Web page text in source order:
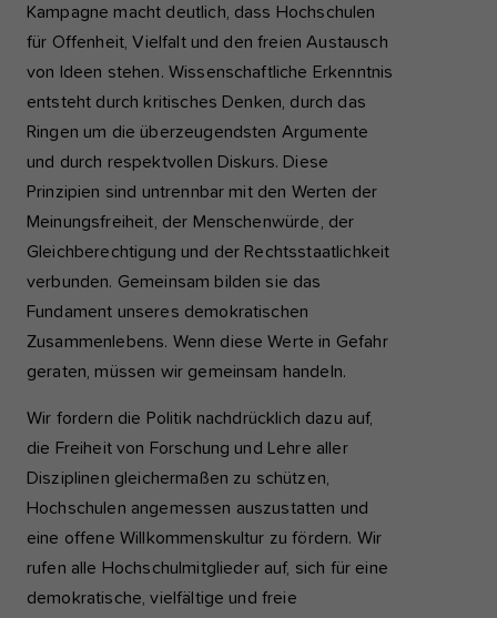
Kampagne macht deutlich, dass Hochschulen
für Offenheit, Vielfalt und den freien Austausch
von Ideen stehen. Wissenschaftliche Erkenntnis
entsteht durch kritisches Denken, durch das
Ringen um die überzeugendsten Argumente
und durch respektvollen Diskurs. Diese
Prinzipien sind untrennbar mit den Werten der
Meinungsfreiheit, der Menschenwürde, der
Gleichberechtigung und der Rechtsstaatlichkeit
verbunden. Gemeinsam bilden sie das
Fundament unseres demokratischen
Zusammenlebens. Wenn diese Werte in Gefahr
geraten, müssen wir gemeinsam handeln.
Wir fordern die Politik nachdrücklich dazu auf,
die Freiheit von Forschung und Lehre aller
Disziplinen gleichermaßen zu schützen,
Hochschulen angemessen auszustatten und
eine offene Willkommenskultur zu fördern. Wir
rufen alle Hochschulmitglieder auf, sich für eine
demokratische, vielfältige und freie